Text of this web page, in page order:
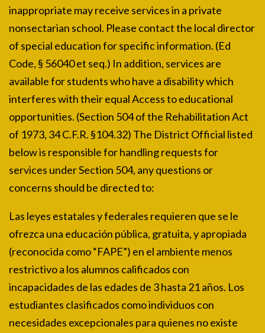
inappropriate may receive services in a private
nonsectarian school. Please contact the local director
of special education for specific information. (Ed
Code, § 56040 et seq.) In addition, services are
available for students who have a disability which
interferes with their equal Access to educational
opportunities. (Section 504 of the Rehabilitation Act
of 1973, 34 C.F.R. §104.32) The District Official listed
below is responsible for handling requests for
services under Section 504, any questions or
concerns should be directed to:
Las leyes estatales y federales requieren que se le
ofrezca una educación pública, gratuita, y apropiada
(reconocida como “FAPE”) en el ambiente menos
restrictivo a los alumnos calificados con
incapacidades de las edades de 3 hasta 21 años. Los
estudiantes clasificados como individuos con
necesidades excepcionales para quienes no existe